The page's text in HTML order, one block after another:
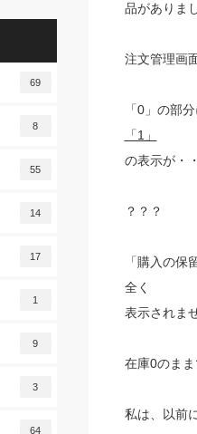
品がありま
注文管理画
「0」の部
「1」
の表示が・
？？？
「購入の
全く
表示されま
在庫0のまま
私は、以前
69
8
55
14
17
1
9
3
64